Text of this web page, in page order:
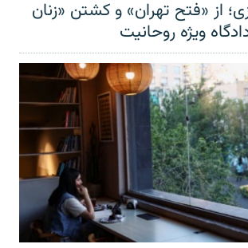
از «فتح تهران» و کشتن «زنان
ویژه روحانیت